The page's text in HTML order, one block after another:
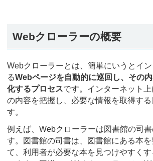
Webクローラーの概要
Webクローラーとは、簡単にいうとイ
るWebページを自動的に巡回し、その
化するプロセスです。インターネット
の内容を把握し、必要な情報を取得する
す。
例えば、Webクローラーは図書館の司
す。図書館の司書は、図書館にある本
て、利用者が必要な本を見つけやすく